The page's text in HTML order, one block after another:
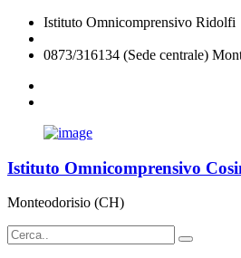
Istituto Omnicomprensivo Ridolfi
0873/316134 (Sede centrale)
Istituto Omnicomprensivo
Monteodorisio (CH)